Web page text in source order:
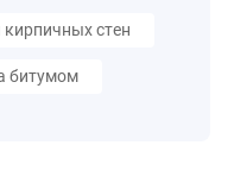
кирпичных стен
битумом